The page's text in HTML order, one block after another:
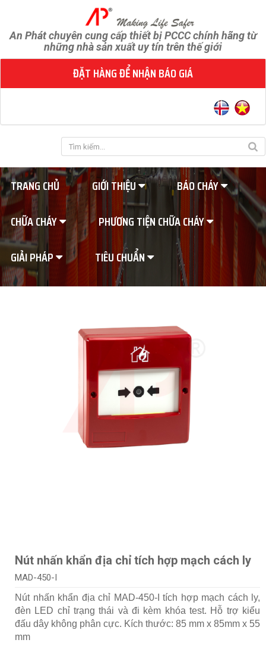
An Phát chuyên cung cấp thiết bị PCCC chính hãng từ
những nhà sản xuất uy tín trên thế giới
ĐẶT HÀNG ĐỂ NHẬN BÁO GIÁ
TRANG CHỦ GIỚI THIỆU
BÁO CHÁY
CHỮA CHÁY
PHƯƠNG TIỆN CHỮA CHÁY
GIẢI PHÁP
TIÊU CHUẨN
Nút nhấn khẩn địa chỉ tích hợp mạch cách ly
MAD-450-I
Nút nhấn khẩn địa chỉ MAD-450-I tích hợp mạch cách ly,
đèn LED chỉ trạng thái và đi kèm khóa test. Hỗ trợ kiểu
đấu dây không phân cực. Kích thước: 85 mm x 85mm x 55
mm